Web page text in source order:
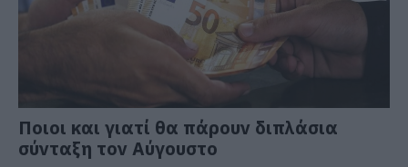
Ποιοι και γιατί θα πάρουν διπλάσια
σύνταξη τον Αύγουστο